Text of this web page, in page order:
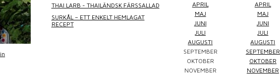
Elke Jung
THAI LARB - THAILÄNDSK FÄRSSALLAD
SURKÅL – ETT ENKELT HEMLAGAT
RECEPT
APRIL
MAJ
JUNI
JULI
AUGUSTI
SEPTEMBER
OKTOBER
NOVEMBER
APRIL
MAJ
JUNI
JULI
AUGUSTI
SEPTEMBER
OKTOBER
NOVEMBER